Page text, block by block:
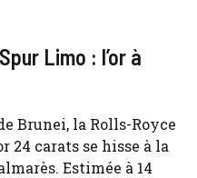
Limo : l’or à
Brunei, la Rolls-Royce
24 carats se hisse à la
Estimée à 14